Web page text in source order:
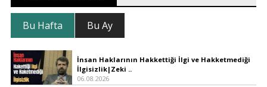
Bu Hafta Bu Ay
İnsan Haklarının Hakkettiği İlgi ve Hakketmediği
İlgisizlik|Zeki ..
06.08.2026